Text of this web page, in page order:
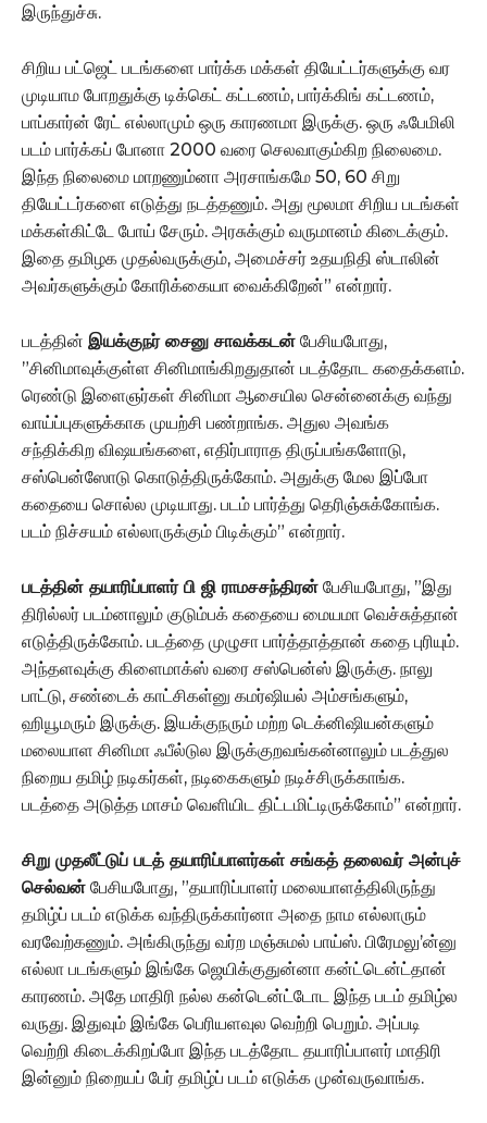
இருந்துச்சு.
சிறிய பட்ஜெட் படங்களை பார்க்க மக்கள் தியேட்டர்களுக்கு வர
முடியாம போறதுக்கு டிக்கெட் கட்டணம், பார்க்கிங் கட்டணம்,
பாப்கார்ன் ரேட் எல்லாமும் ஒரு காரணமா இருக்கு. ஒரு ஃபேமிலி
படம் பார்க்கப் போனா 2000 வரை செலவாகும்கிற நிலைமை.
இந்த நிலைமை மாறணும்னா அரசாங்கமே 50, 60 சிறு
தியேட்டர்களை எடுத்து நடத்தணும். அது மூலமா சிறிய படங்கள்
மக்கள்கிட்டே போய் சேரும். அரசுக்கும் வருமானம் கிடைக்கும்.
இதை தமிழக முதல்வருக்கும், அமைச்சர் உதயநிதி ஸ்டாலின்
அவர்களுக்கும் கோரிக்கையா வைக்கிறேன்” என்றார்.
படத்தின் இயக்குநர் சைனு சாவக்கடன் பேசியபோது,
”சினிமாவுக்குள்ள சினிமாங்கிறதுதான் படத்தோட கதைக்களம்.
ரெண்டு இளைஞர்கள் சினிமா ஆசையில சென்னைக்கு வந்து
வாய்ப்புகளுக்காக முயற்சி பண்றாங்க. அதுல அவங்க
சந்திக்கிற விஷயங்களை, எதிர்பாராத திருப்பங்களோடு,
சஸ்பென்ஸோடு கொடுத்திருக்கோம். அதுக்கு மேல இப்போ
கதையை சொல்ல முடியாது. படம் பார்த்து தெரிஞ்சுக்கோங்க.
படம் நிச்சயம் எல்லாருக்கும் பிடிக்கும்” என்றார்.
படத்தின் தயாரிப்பாளர் பி ஜி ராமசசந்திரன் பேசியபோது, ”இது
திரில்லர் படம்னாலும் குடும்பக் கதையை மையமா வெச்சுத்தான்
எடுத்திருக்கோம். படத்தை முழுசா பார்த்தாத்தான் கதை புரியும்.
அந்தளவுக்கு கிளைமாக்ஸ் வரை சஸ்பென்ஸ் இருக்கு. நாலு
பாட்டு, சண்டைக் காட்சிகள்னு கமர்ஷியல் அம்சங்களும்,
ஹியூமரும் இருக்கு. இயக்குநரும் மற்ற டெக்னிஷியன்களும்
மலையாள சினிமா ஃபீல்டுல இருக்குறவங்கன்னாலும் படத்துல
நிறைய தமிழ் நடிகர்கள், நடிகைகளும் நடிச்சிருக்காங்க.
படத்தை அடுத்த மாசம் வெளியிட திட்டமிட்டிருக்கோம்” என்றார்.
சிறு முதலீட்டுப் படத் தயாரிப்பாளர்கள் சங்கத் தலைவர் அன்புச்
செல்வன் பேசியபோது, ”தயாரிப்பாளர் மலையாளத்திலிருந்து
தமிழ்ப் படம் எடுக்க வந்திருக்கார்னா அதை நாம எல்லாரும்
வரவேற்கணும். அங்கிருந்து வர்ற மஞ்சுமல் பாய்ஸ். பிரேமலு’ன்னு
எல்லா படங்களும் இங்கே ஜெயிக்குதுன்னா கன்ட்டென்ட்தான்
காரணம். அதே மாதிரி நல்ல கன்டென்ட்டோட இந்த படம் தமிழ்ல
வருது. இதுவும் இங்கே பெரியளவுல வெற்றி பெறும். அப்படி
வெற்றி கிடைக்கிறப்போ இந்த படத்தோட தயாரிப்பாளர் மாதிரி
இன்னும் நிறையப் பேர் தமிழ்ப் படம் எடுக்க முன்வருவாங்க.